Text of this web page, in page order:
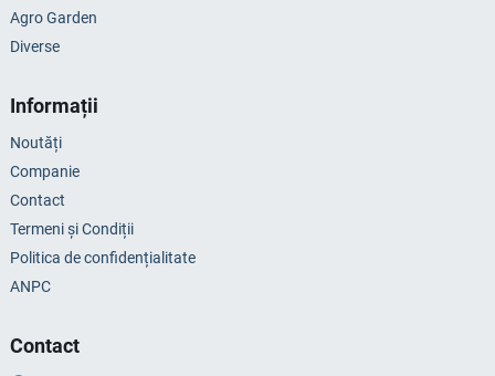
Agro Garden
Diverse
Informații
Noutăți
Companie
Contact
Termeni și Condiții
Politica de confidențialitate
ANPC
Contact